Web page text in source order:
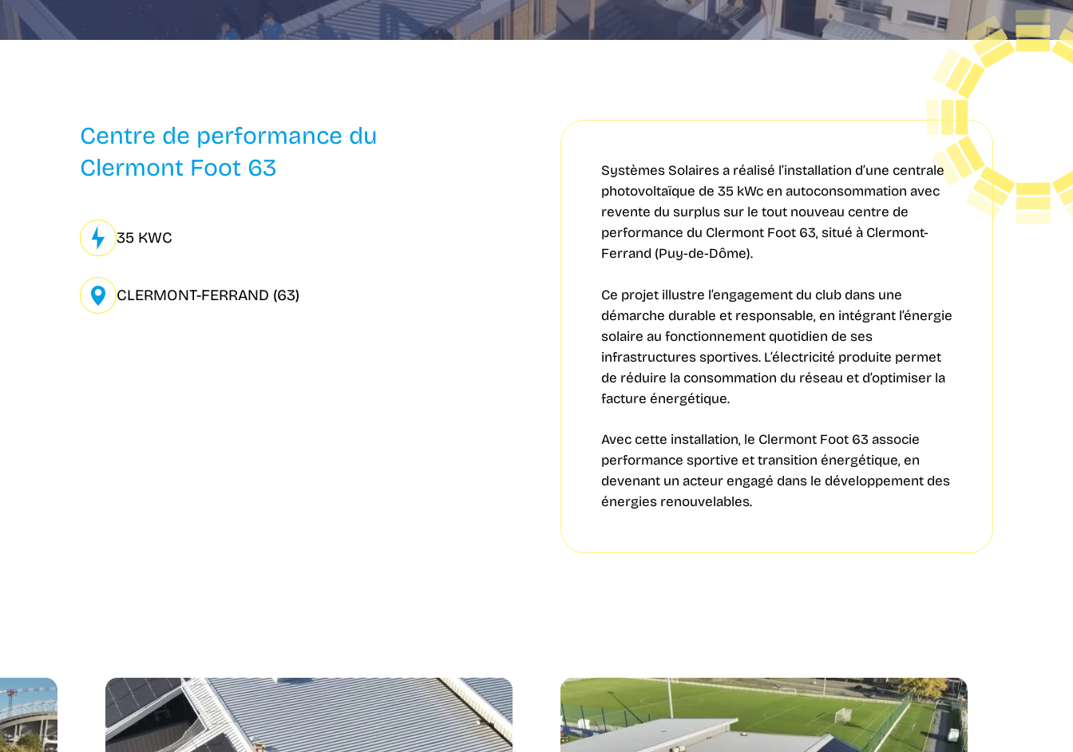
Centre de performance du
Clermont Foot 63
35 KWC
CLERMONT-FERRAND (63)
Systèmes Solaires a réalisé l’installation d’une centrale
photovoltaïque de 35 kWc en autoconsommation avec
revente du surplus sur le tout nouveau centre de
performance du Clermont Foot 63, situé à Clermont-
Ferrand (Puy-de-Dôme).
Ce projet illustre l’engagement du club dans une
démarche durable et responsable, en intégrant l’énergie
solaire au fonctionnement quotidien de ses
infrastructures sportives. L’électricité produite permet
de réduire la consommation du réseau et d’optimiser la
facture énergétique.
Avec cette installation, le Clermont Foot 63 associe
performance sportive et transition énergétique, en
devenant un acteur engagé dans le développement des
énergies renouvelables.